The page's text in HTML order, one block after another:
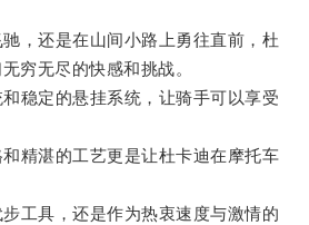
还是在山间小路上勇往直前，杜
穷无尽的快感和挑战。
定的悬挂系统，让骑手可以享受
湛的工艺更是让杜卡迪在摩托车
具，还是作为热衷速度与激情的